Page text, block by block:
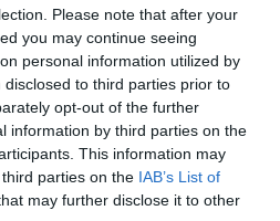
Please note that after your
you may continue seeing
personal information utilized by
to third parties prior to
opt-out of the further
information by third parties on the
This information may
parties on the IAB’s List of
may further disclose it to other
PRO Media & Content 2025
pero puedes registrar tu
para que nos
cuando comience la
disponibles.
como fuente preferida de Google
últimas noticias de actualidad.
ACTIVAR AHORA